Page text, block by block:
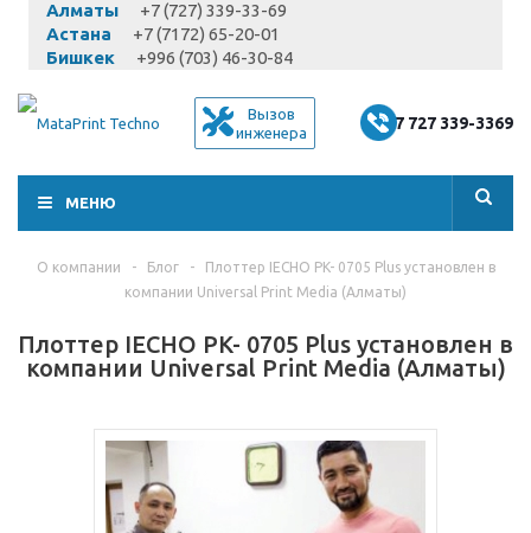
Алматы
+7 (727) 339-33-69
Астана
+7 (7172) 65-20-01
Бишкек
+996 (703) 46-30-84
Вызов
инженера
+7 727 339-3369
МЕНЮ
О компании - Блог -
Плоттер IECHO PK- 0705 Plus установлен в
компании Universal Print Media (Алматы)
Плоттер IECHO PK- 0705 Plus установлен в
компании Universal Print Media (Алматы)